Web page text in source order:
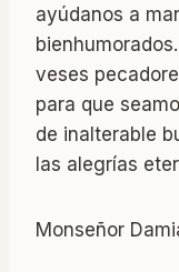
ayúdanos a
veses
para que
de inalterable
las alegrías
Monseñor